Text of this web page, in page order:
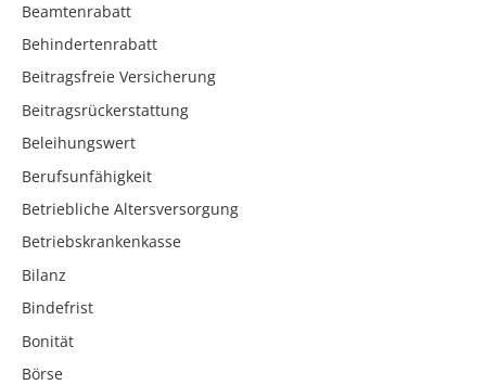
Beamtenrabatt
Behindertenrabatt
Beitragsfreie Versicherung
Beitragsrückerstattung
Beleihungswert
Berufsunfähigkeit
Betriebliche Altersversorgung
Betriebskrankenkasse
Bilanz
Bindefrist
Bonität
Börse